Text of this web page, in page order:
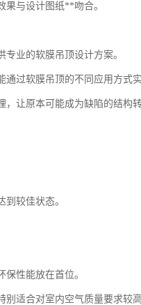
果与设计图纸**吻合。
业的软膜吊顶设计方案。
过软膜吊顶的不同应用方式实
让原本可能成为缺陷的结构
较佳状态。
性能放在首位。
适合对室内空气质量要求较高